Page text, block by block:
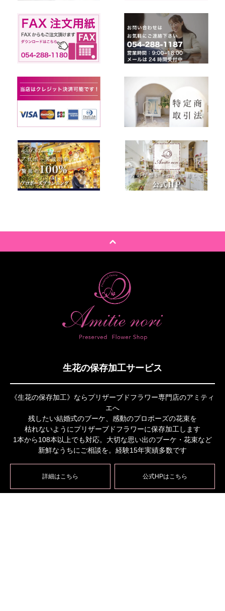
生花の保存加工サービス
《生花の保存加工》ならプリザーブドフラワー専門店のアミティ
エへ
残したい結婚式のブーケ、感動のプロポーズの花束を
枯れないようにプリザーブドフラワーに保存加工します
1本から108本以上でも対応。大切な思い出のブーケ・花束など
新鮮なうちにご相談を。経験15年実績多数です
詳細はこちら 公式HPはこちら